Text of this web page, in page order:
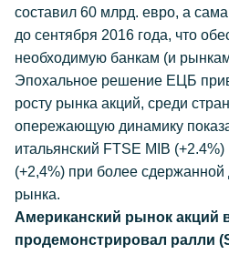
составил 60 млрд. евро, а
до сентября 2016 года, что
необходимую банкам (и
Эпохальное решение ЕЦБ
росту рынка акций, среди
опережающую динамику
итальянский FTSE MIB (+2.4%)
(+2,4%) при более
рынка.
Американский рынок акций
продемонстрировал ралли